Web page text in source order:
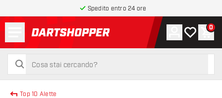
Spedito entro 24 ore
torna alla home page
cerca
cerca
Account
La mia0
Top 10 Alette